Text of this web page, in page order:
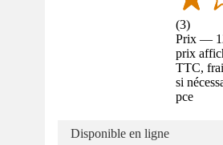
(3)
Prix —
prix
TTC,
si
pce
Disponible en ligne